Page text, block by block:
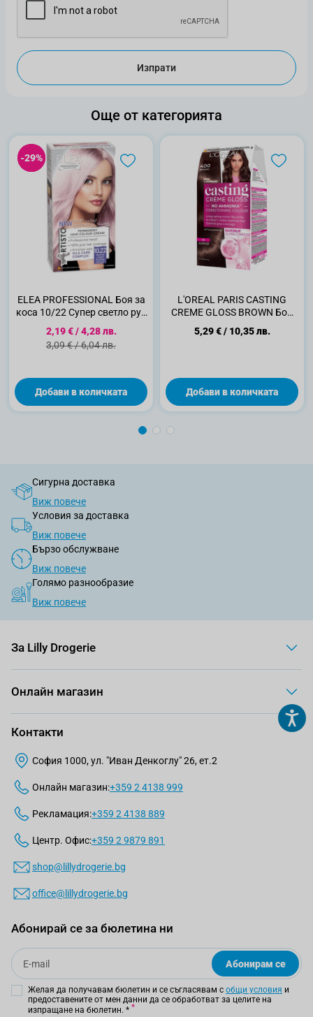
Изпрати
Още от категорията
-29%
-29%
ELEA PROFESSIONAL Боя за
коса 10/22 Супер светло рус
виолет
Специална цена
2,19 €/4,28 лв.
Стандартна цена
3,09 €/6,04 лв.
Добави в количката
L'OREAL PARIS CASTING
CREME GLOSS BROWN Боя
за коса, 400
5,29 €/ 10,35 лв.
Добави в количката
Сигурна доставка
Виж повече
Условия за доставка
Виж повече
Бързо обслужване
Виж повече
Голямо разнообразие
Виж повече
За Lilly Drogerie
Онлайн магазин
Контакти
София 1000, ул. "Иван Денкоглу" 26, ет.2
Онлайн магазин:+359 2 4138 999
Рекламация:+359 2 4138 889
Центр. Офис:+359 2 9879 891
shop@lillydrogerie.bg
office@lillydrogerie.bg
Абонирай се за бюлетина ни
Email
Абонирам се
Желая да получавам бюлетин и се съгласявам с общи условия и
предоставените от мен данни да се обработват за целите на
изпращане на бюлетин. *